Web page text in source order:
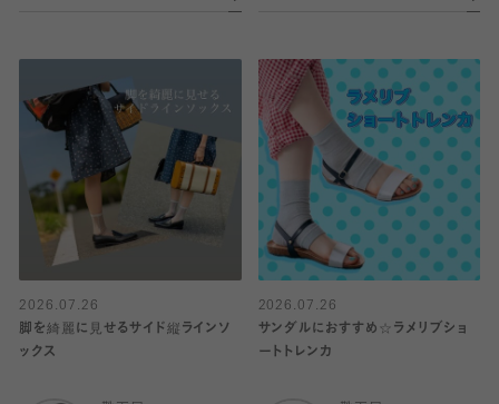
2026.07.26
脚を綺麗に見せるサイド縦ラインソ
ックス
2026.07.26
サンダルにおすすめ☆ラメリブショ
ートトレンカ